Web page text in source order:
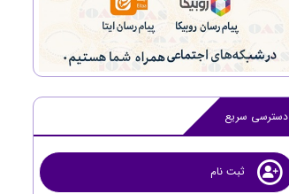
دسترسی سریع
ثبت نام